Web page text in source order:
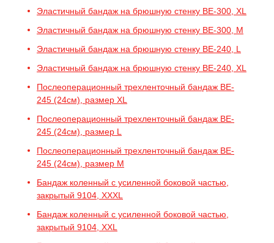
Эластичный бандаж на брюшную стенку BE-300, XL
Эластичный бандаж на брюшную стенку BE-300, M
Эластичный бандаж на брюшную стенку BE-240, L
Эластичный бандаж на брюшную стенку BE-240, XL
Послеоперационный трехленточный бандаж BE-
245 (24см), размер XL
Послеоперационный трехленточный бандаж BE-
245 (24см), размер L
Послеоперационный трехленточный бандаж BE-
245 (24см), размер M
Бандаж коленный с усиленной боковой частью,
закрытый 9104, XXXL
Бандаж коленный с усиленной боковой частью,
закрытый 9104, XXL